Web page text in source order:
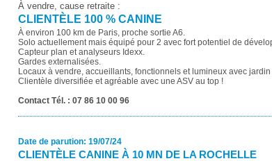
À vendre, cause retraite :
CLIENTÈLE 100 % CANINE
À environ 100 km de Paris, proche sortie A6.
Solo actuellement mais équipé pour 2 avec fort potentiel de
Capteur plan et analyseurs Idexx.
Gardes externalisées.
Locaux à vendre, accueillants, fonctionnels et lumineux avec
Clientèle diversifiée et agréable avec une ASV au top !
Contact Tél. : 07 86 10 00 96
Date de parution: 19/07/24
CLIENTÈLE CANINE À 10 MN DE LA ROCHELLE